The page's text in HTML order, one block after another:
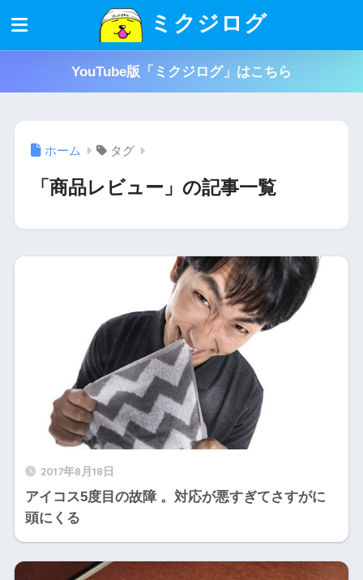
ミクジログ
YouTube版「ミクジログ」はこちら
ホーム タグ
「商品レビュー」の記事一覧
2017年8月18日
アイコス5度目の故障 。対応が悪すぎてさすがに
頭にくる